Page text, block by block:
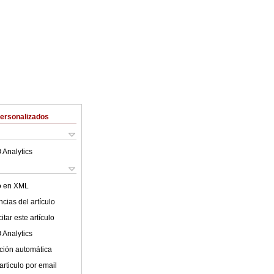
Analytics
en XML
del artículo
este artículo
Analytics
automática
por email